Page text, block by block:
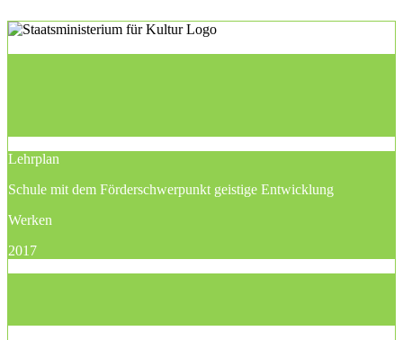
Lehrplan
Schule mit dem Förderschwerpunkt geistige Entwicklung
Werken
2017